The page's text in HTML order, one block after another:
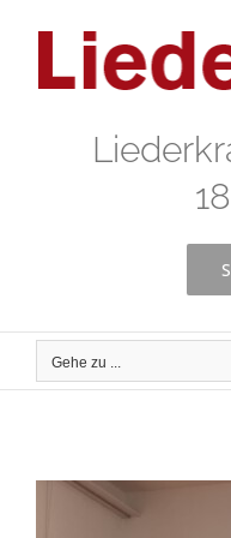
springen
Gehe zu ...